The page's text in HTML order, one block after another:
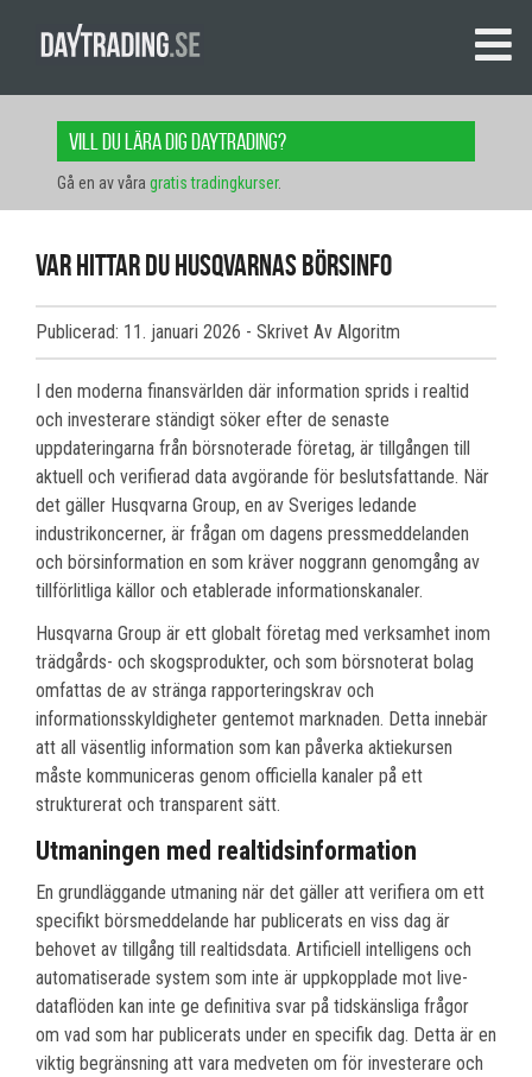
Vill du lära dig daytrading?
Gå en av våra gratis tradingkurser.
Var hittar du Husqvarnas börsinfo
Publicerad: 11. januari 2026 - Skrivet Av Algoritm
I den moderna finansvärlden där information sprids i realtid
och investerare ständigt söker efter de senaste
uppdateringarna från börsnoterade företag, är tillgången till
aktuell och verifierad data avgörande för beslutsfattande. När
det gäller Husqvarna Group, en av Sveriges ledande
industrikoncerner, är frågan om dagens pressmeddelanden
och börsinformation en som kräver noggrann genomgång av
tillförlitliga källor och etablerade informationskanaler.
Husqvarna Group är ett globalt företag med verksamhet inom
trädgårds- och skogsprodukter, och som börsnoterat bolag
omfattas de av stränga rapporteringskrav och
informationsskyldigheter gentemot marknaden. Detta innebär
att all väsentlig information som kan påverka aktiekursen
måste kommuniceras genom officiella kanaler på ett
strukturerat och transparent sätt.
Utmaningen med realtidsinformation
En grundläggande utmaning när det gäller att verifiera om ett
specifikt börsmeddelande har publicerats en viss dag är
behovet av tillgång till realtidsdata. Artificiell intelligens och
automatiserade system som inte är uppkopplade mot live-
dataflöden kan inte ge definitiva svar på tidskänsliga frågor
om vad som har publicerats under en specifik dag. Detta är en
viktig begränsning att vara medveten om för investerare och